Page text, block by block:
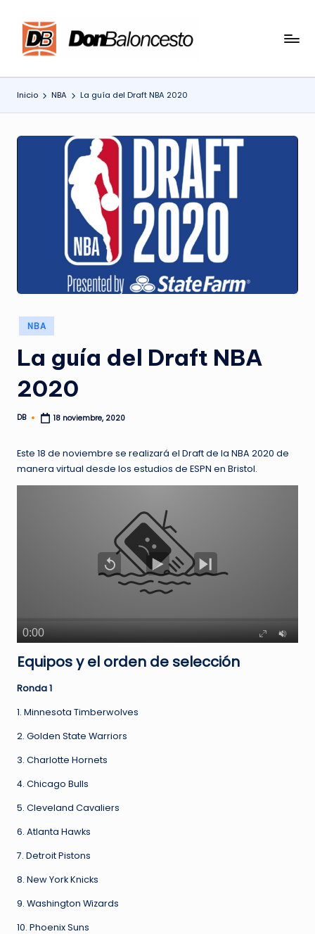
Saltar
Inicio NBA La guía del Draft NBA 2020
Publicado
en
NBA
La guía del Draft NBA
2020
Publicado
DB 18 noviembre, 2020
Este 18 de noviembre se realizará el Draft de la NBA 2020 de
manera virtual desde los estudios de ESPN en Bristol.
Equipos y el orden de selección
Ronda 1
1. Minnesota Timberwolves
2. Golden State Warriors
3. Charlotte Hornets
4. Chicago Bulls
5. Cleveland Cavaliers
6. Atlanta Hawks
7. Detroit Pistons
8. New York Knicks
9. Washington Wizards
10. Phoenix Suns